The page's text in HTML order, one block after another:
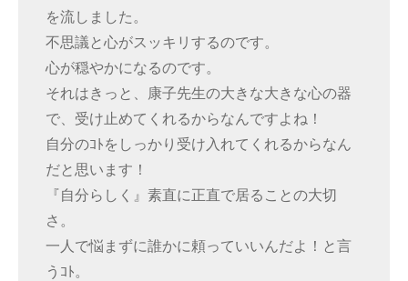
を流しました。
不思議と心がスッキリするのです。
心が穏やかになるのです。
それはきっと、康子先生の大きな大きな心の器
で、受け止めてくれるからなんですよね！
自分のｺﾄをしっかり受け入れてくれるからなん
だと思います！
『自分らしく』素直に正直で居ることの大切
さ。
一人で悩まずに誰かに頼っていいんだよ！と言
うｺﾄ。